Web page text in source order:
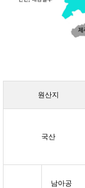
원산지
국산
남아공